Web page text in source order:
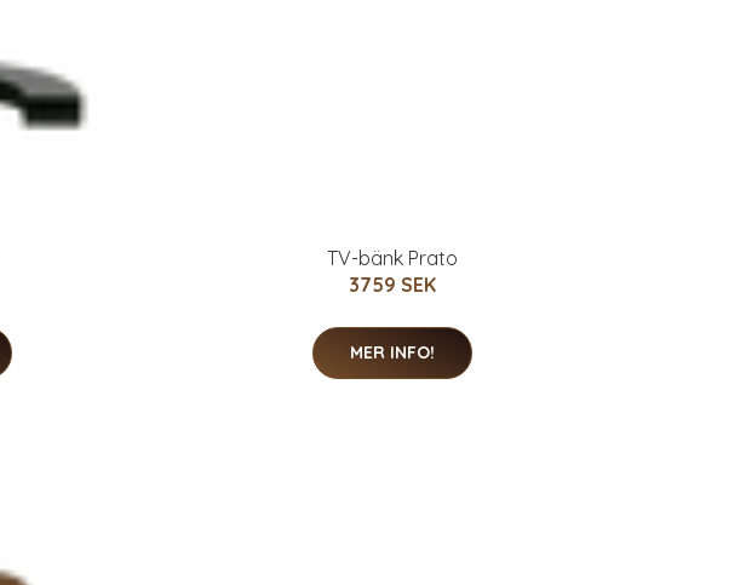
TV-bänk Prato
3759 SEK
MER INFO!